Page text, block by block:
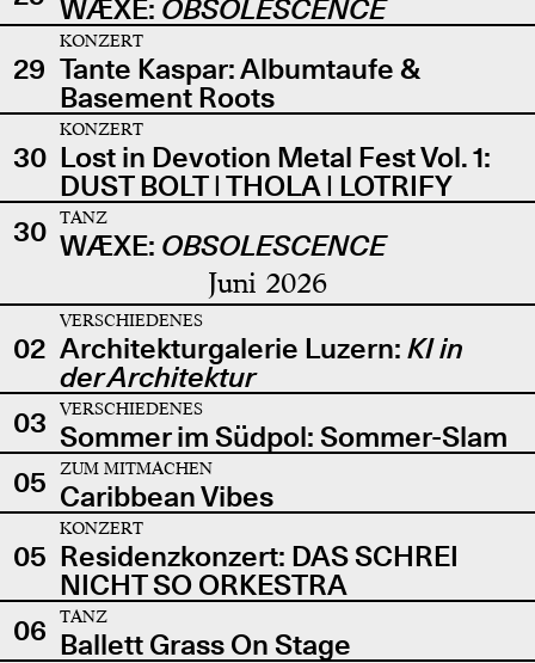
WÆXE: OBSOLESCENCE
29
KONZERT
Tante Kaspar: Albumtaufe &
Basement Roots
30
KONZERT
Lost in Devotion Metal Fest Vol. 1:
DUST BOLT | THOLA | LOTRIFY
30
TANZ
WÆXE: OBSOLESCENCE
Juni 2026
02
VERSCHIEDENES
Architekturgalerie Luzern: KI in
der Architektur
03
VERSCHIEDENES
Sommer im Südpol: Sommer-Slam
05
ZUM MITMACHEN
Caribbean Vibes
05
KONZERT
Residenzkonzert: DAS SCHREI
NICHT SO ORKESTRA
06
TANZ
Ballett Grass On Stage